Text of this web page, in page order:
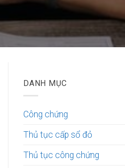
DANH MỤC
Công chứng
Thủ tục cấp sổ đỏ
Thủ tục công chứng